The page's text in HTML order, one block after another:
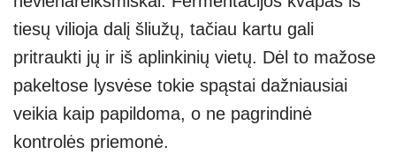
tiesų vilioja dalį šliužų, tačiau kartu gali
pritraukti jų ir iš aplinkinių vietų. Dėl to mažose
pakeltose lysvėse tokie spąstai dažniausiai
veikia kaip papildoma, o ne pagrindinė
kontrolės priemonė.